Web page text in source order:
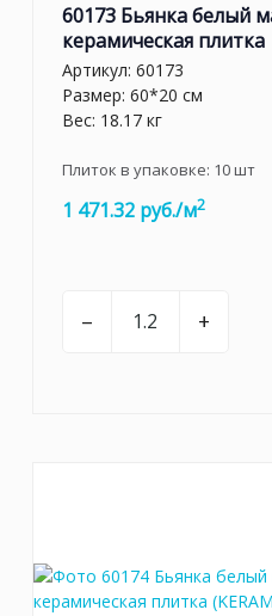
60173 Бьянка белый
керамическая плитка
Артикул: 60173
Размер: 60*20 см
Вес: 18.17 кг
Плиток в упаковке: 10шт
1 471.32 руб./м2
– +